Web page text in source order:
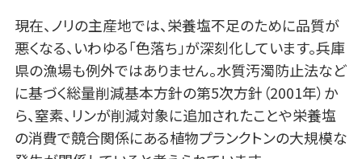
現在、ノリの主産地では、栄養塩不足のために品質が
悪くなる、いわゆる「色落ち」が深刻化しています。兵庫
県の漁場も例外ではありません。水質汚濁防止法など
に基づく総量削減基本方針の第5次方針（2001年）か
ら、窒素、リンが削減対象に追加されたことや栄養塩
の消費で競合関係にある植物プランクトンの大規模な